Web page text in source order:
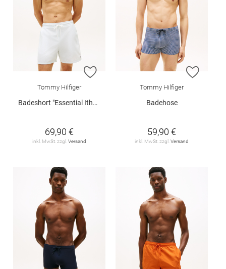
ZUR WUNSCHLISTE HINZUFÜGEN
Tommy Hilfiger
Badeshort "Essential Ithaca Stripe Mid Length Swim Shorts"
69,90 €
inkl. MwSt. zzgl. Versand
ZUR
Tommy Hilfiger
Badehose
59,90 €
inkl. MwSt. zzgl. Versand